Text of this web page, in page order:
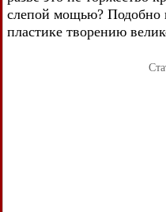
слепой мощью? Подобно
пластике творению